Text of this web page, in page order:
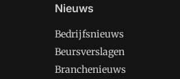
Nieuws
Bedrijfsnieuws
Beursverslagen
Branchenieuws